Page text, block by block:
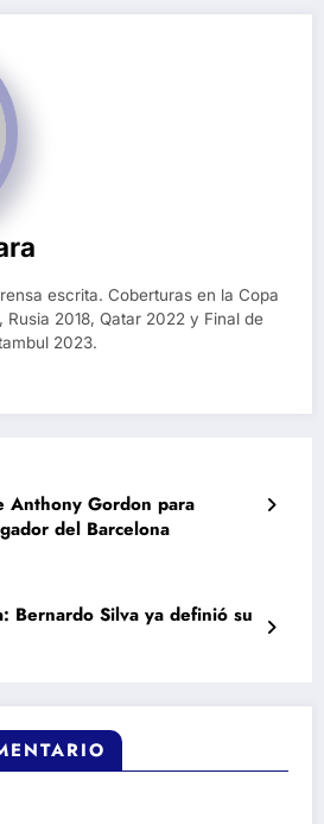
escrita. Coberturas en la Copa
Rusia 2018, Qatar 2022 y Final de
2023.
Anthony Gordon para
del Barcelona
Bernardo Silva ya definió su